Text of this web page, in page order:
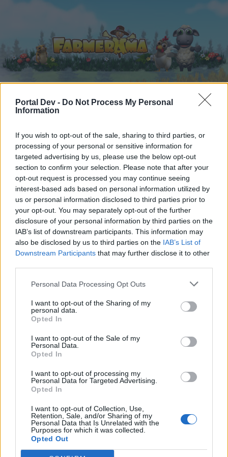
Portal Dev - Do Not Process My Personal
Information
If you wish to opt-out of the sale, sharing to third parties, or
processing of your personal or sensitive information for
targeted advertising by us, please use the below opt-out
section to confirm your selection. Please note that after your
opt-out request is processed you may continue seeing
interest-based ads based on personal information utilized by
us or personal information disclosed to third parties prior to
your opt-out. You may separately opt-out of the further
disclosure of your personal information by third parties on the
IAB’s list of downstream participants. This information may
also be disclosed by us to third parties on the IAB’s List of
Downstream Participants that may further disclose it to other
Personal Data Processing Opt Outs
I want to opt-out of the Sharing of my
personal data.
Opted In
I want to opt-out of the Sale of my
Personal Data.
Opted In
I want to opt-out of processing my
Personal Data for Targeted Advertising.
Opted In
I want to opt-out of Collection, Use,
Retention, Sale, and/or Sharing of my
Personal Data that Is Unrelated with the
Purposes for which it was collected.
Opted Out
Fora ... Opinie Wycieczka na Nawiedzone Wzgórze
Użytkownicy, którzy lubią post #28.
Drogi Forumowiczu,
jeśli chcesz brać aktywny udział w rozmowach
lub otworzyć własny wątek na tym forum, to
musisz przejść na nie z Twojego konta w grze.
Jeśli go jeszcze nie masz, to musisz najpierw je
założyć. Bardzo cieszymy na Twoje następne
odwiedziny na naszym forum.„Przejdź do gry“
Opinie Wycieczka na Nawiedzone Wzgórze
4 października 2025
nikolabln
Chodząca legenda forum
Posty:
3 października 2025
Aisha1969
Generał forum
2 października 2025
krasnoludek10
Chodząca legenda forum
2 października 2025
AngelGina
Generał forum
Posty: 1 715
Strona główna Fora Kalendarz